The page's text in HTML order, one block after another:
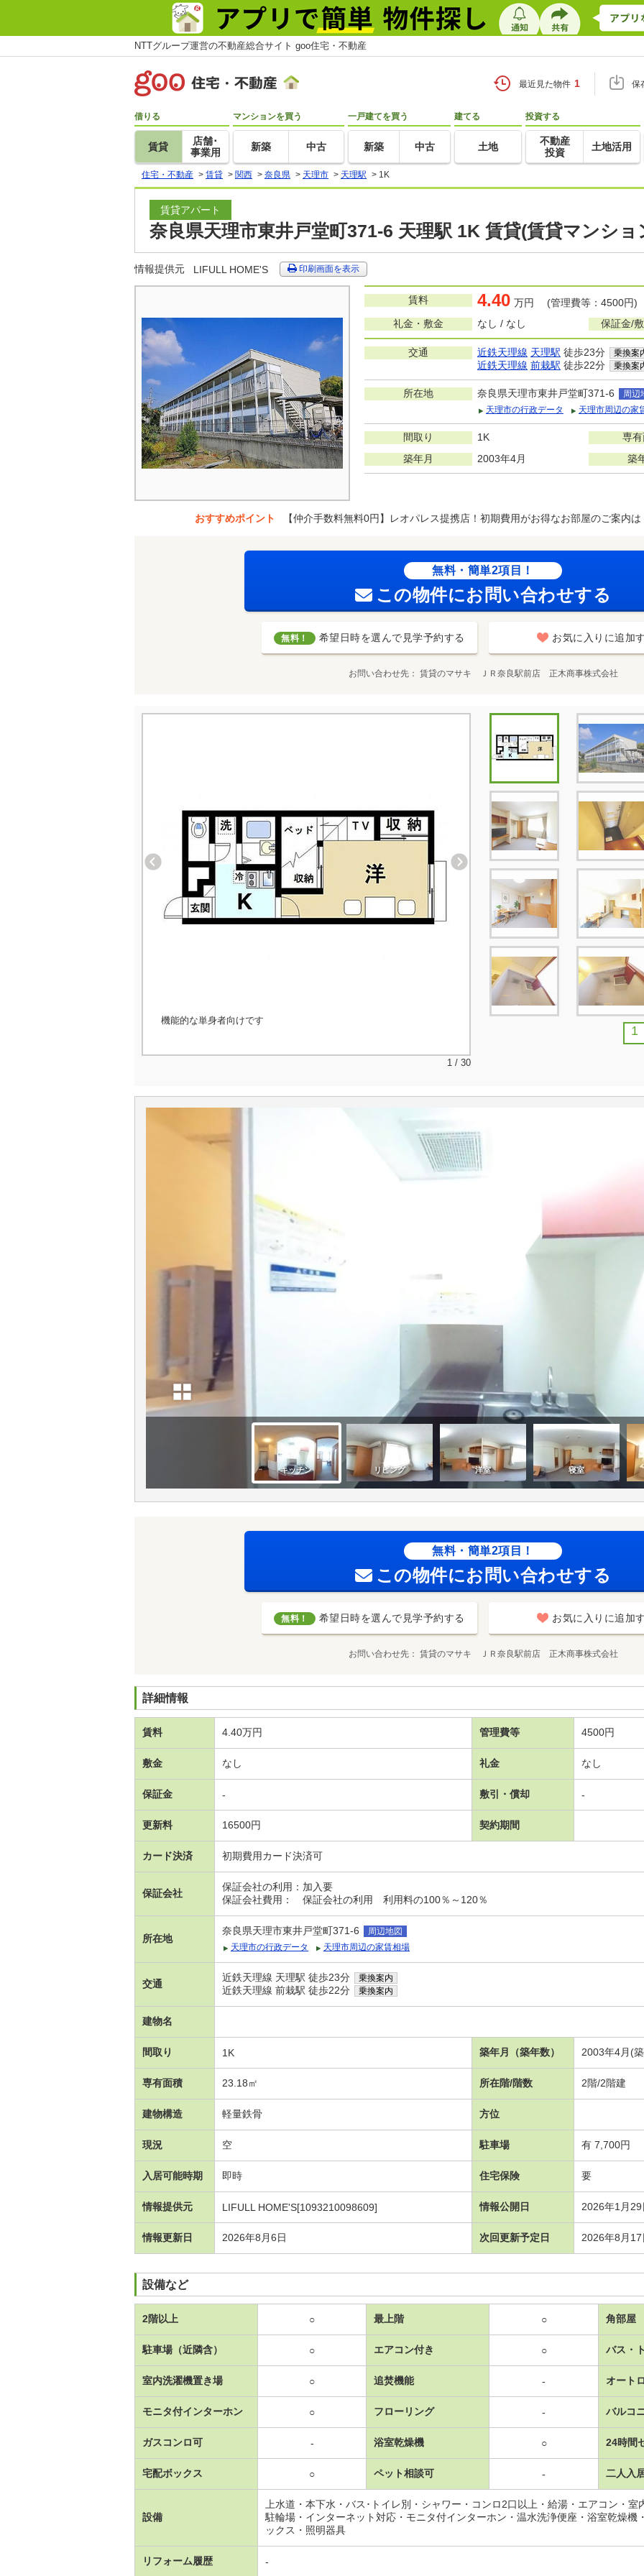
NTTグループ運営の不動産総合サイト goo住宅・不動産
最近見た物件 1 保
借りる
賃貸
店舗･
事業用
マンションを買う
新築 中古
一戸建てを買う
新築 中古
建てる
土地
投資する
不動産
投資
土地活用
住宅・不動産 > 賃貸 > 関西 > 奈良県 > 天理市 > 天理駅 > 1K
賃貸アパート
奈良県天理市東井戸堂町371-6 天理駅 1K 賃貸(賃貸マンシ
情報提供元 LIFULL HOME'S 印刷画面を表示
賃料 4.40 万円 (管理費等：4500円)
礼金・敷金
なし / なし 保証金/
交通 近鉄天理線 天理駅 徒歩23分 乗換案
近鉄天理線 前栽駅 徒歩22分 乗換案
所在地 奈良県天理市東井戸堂町371-6
周辺
天理市の行政データ
天理市周辺の家
間取り 1K
専
築年月
2003年4月 築
おすすめポイント 【仲介手数料無料0円】レオパレス提携店！初期費用がお得なお部屋のご案内
無料・簡単2項目！
この物件にお問い合わせする
無料！ 希望日時を選んで見学予約する お気に入りに追加
お問い合わせ先 賃貸のマサキ ＪＲ奈良駅前店 正木商事株式会社
機能的な単身者向けです
1 / 30
1
無料・簡単2項目！
この物件にお問い合わせする
無料！ 希望日時を選んで見学予約する お気に入りに追加
お問い合わせ先 賃貸のマサキ ＪＲ奈良駅前店 正木商事株式会社
詳細情報
賃料 4.40万円 管理費等 4500円
敷金 なし 礼金 なし
保証金 - 敷引・償却 -
更新料 16500円 契約期間
カード決済 初期費用カード決済可
保証会社
保証会社の利用：加入要
保証会社費用： 保証会社の利用 利用料の100％～120％
所在地
奈良県天理市東井戸堂町371-6
周辺地図
天理市の行政データ
天理市周辺の家賃相場
交通
近鉄天理線 天理駅 徒歩23分 乗換案内
近鉄天理線 前栽駅 徒歩22分 乗換案内
建物名
間取り 1K 築年月（築年数） 2003年4月(
専有面積 23.18㎡ 所在階/階数 2階/2階建
建物構造 軽量鉄骨 方位
現況 空 駐車場 有 7,700円
入居可能時期 即時 住宅保険 要
情報提供元 LIFULL HOME'S[1093210098609] 情報公開日 2026年1月29
情報更新日 2026年8月6日 次回更新予定日 2026年8月17
設備など
2階以上 ○ 最上階 ○ 角部屋
駐車場（近隣含） ○ エアコン付き ○ バス・
室内洗濯機置き場 ○ 追焚機能 - オート
モニタ付インターホン ○ フローリング - バルコ
ガスコンロ可 - 浴室乾燥機 ○ 24時間
宅配ボックス ○ ペット相談可 - 二人入
設備
上水道・本下水・バス･トイレ別・シャワー・コンロ2口以上・給湯・エアコン・
駐輪場・インターネット対応・モニタ付インターホン・温水洗浄便座・浴室乾燥機
ックス・照明器具
リフォーム履歴 -